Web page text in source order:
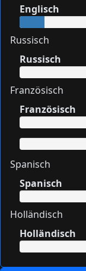
Englisch
Russisch
Russisch
Französisch
Französisch
Spanisch
Spanisch
Holländisch
Holländisch